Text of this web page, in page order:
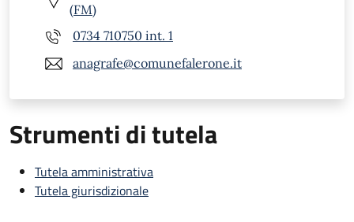
(FM)
0734 710750 int. 1
anagrafe@comunefalerone.it
Strumenti di tutela
Tutela amministrativa
Tutela giurisdizionale